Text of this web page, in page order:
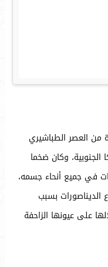
من العصر الطباشيري
وكان ضخما
في جميع أنحاء جسمه،
الديناصورات بسبب
على عيونها الزاحفة